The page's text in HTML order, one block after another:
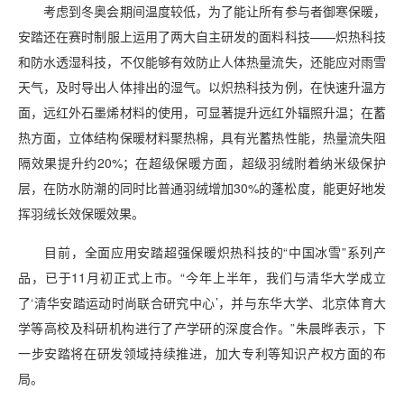
考虑到冬奥会期间温度较低，为了能让所有参与者御寒保暖，
安踏还在赛时制服上运用了两大自主研发的面料科技——炽热科技
和防水透湿科技，不仅能够有效防止人体热量流失，还能应对雨雪
天气，及时导出人体排出的湿气。以炽热科技为例，在快速升温方
面，远红外石墨烯材料的使用，可显著提升远红外辐照升温；在蓄
热方面，立体结构保暖材料聚热棉，具有光蓄热性能，热量流失阻
隔效果提升约20%；在超级保暖方面，超级羽绒附着纳米级保护
层，在防水防潮的同时比普通羽绒增加30%的蓬松度，能更好地发
挥羽绒长效保暖效果。
目前，全面应用安踏超强保暖炽热科技的“中国冰雪”系列产
品，已于11月初正式上市。“今年上半年，我们与清华大学成立
了‘清华安踏运动时尚联合研究中心’，并与东华大学、北京体育大
学等高校及科研机构进行了产学研的深度合作。”朱晨晔表示，下
一步安踏将在研发领域持续推进，加大专利等知识产权方面的布
局。